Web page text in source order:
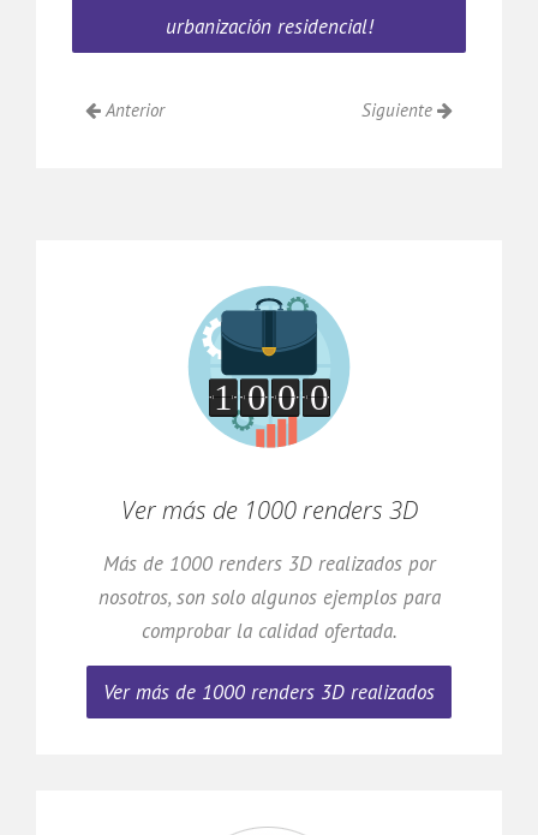
urbanización residencial!
Anterior Siguiente
Ver más de 1000 renders 3D
Más de 1000 renders 3D realizados por
nosotros, son solo algunos ejemplos para
comprobar la calidad ofertada.
Ver más de 1000 renders 3D realizados